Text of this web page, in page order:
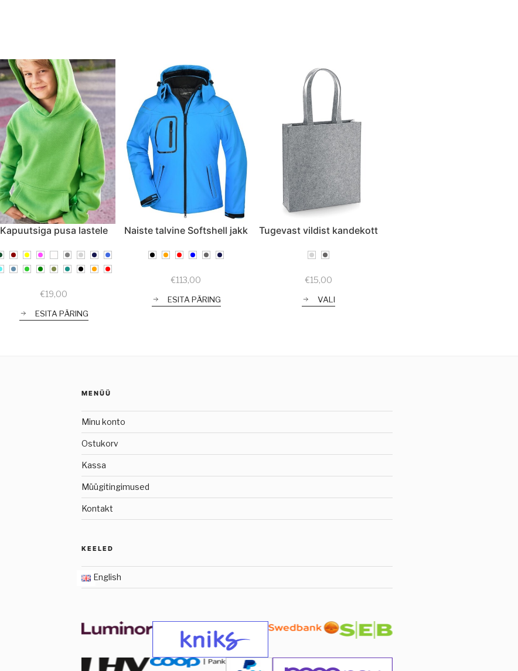
Kapuutsiga pusa lastele
€19,00
ESITA PÄRING
Naiste talvine Softshell jakk
€113,00
ESITA PÄRING
Tugevast vildist kandekott
€15,00
VALI
MENÜÜ
Minu konto
Ostukorv
Kassa
Müügitingimused
Kontakt
KEELED
English